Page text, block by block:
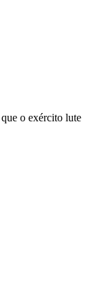
o exército lute